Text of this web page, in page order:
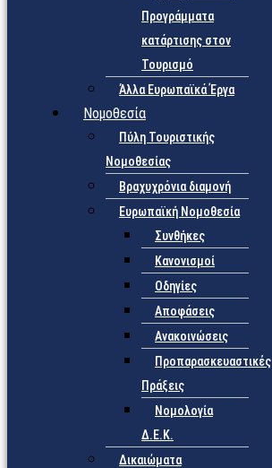
Προγράμματα
κατάρτισης στον
Τουρισμό
Άλλα Ευρωπαϊκά Έργα
Νομοθεσία
Πύλη Τουριστικής
Νομοθεσίας
Βραχυχρόνια διαμονή
Ευρωπαϊκή Νομοθεσία
Συνθήκες
Κανονισμοί
Οδηγίες
Αποφάσεις
Ανακοινώσεις
Προπαρασκευαστικές
Πράξεις
Νομολογία
Δ.Ε.Κ.
Δικαιώματα